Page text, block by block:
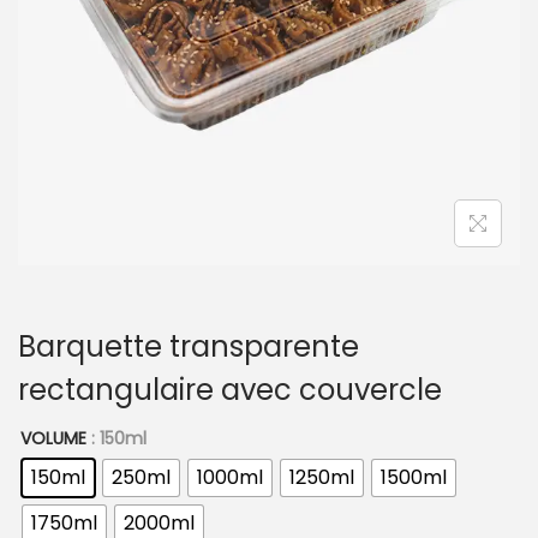
t
i
o
Barquette transparente
rectangulaire avec couvercle
VOLUME : 150ml
150ml 250ml 1000ml 1250ml
1500ml
1750ml
2000ml